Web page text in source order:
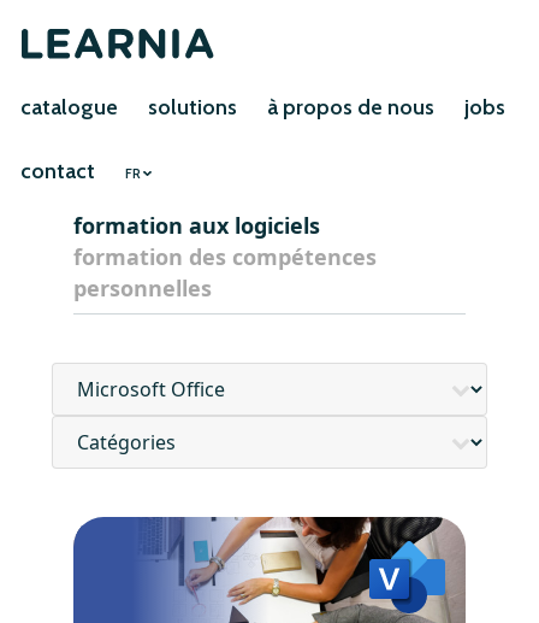
catalogue solutions à propos de nous jobs
contact FR
formation aux logiciels
formation des compétences
personnelles